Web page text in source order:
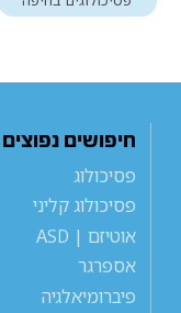
חיפושים נפוצים
פסיכולוג
פסיכולוג קליני
אוטיזם | ASD
אספרגר
פיברומיאלגיה